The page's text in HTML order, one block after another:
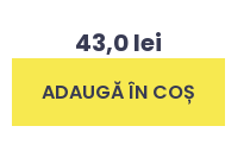
43,0lei
ADAUGĂ ÎN COȘ